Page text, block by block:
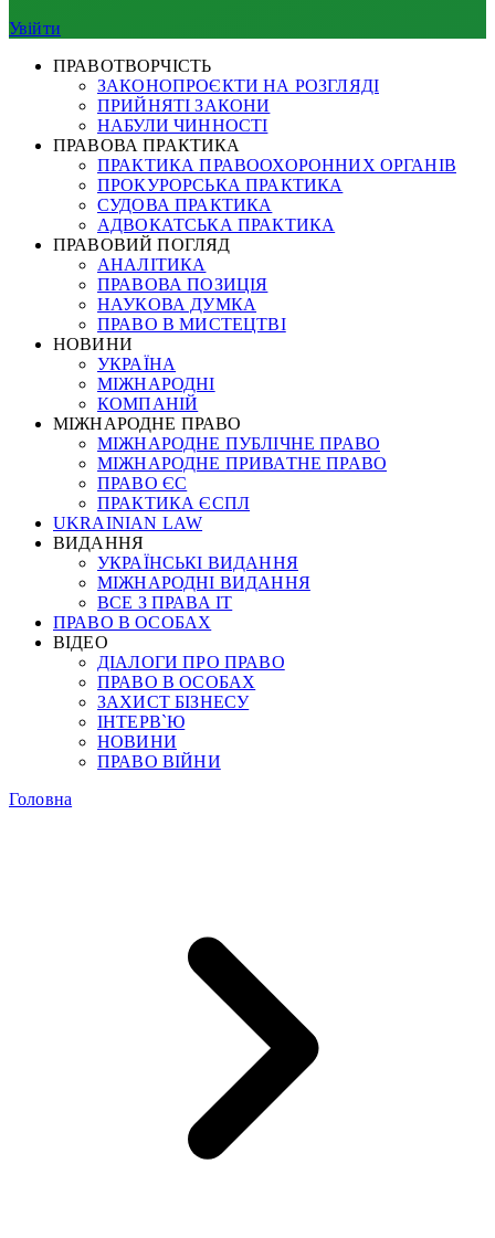
Увійти
ПРАВОТВОРЧІСТЬ
ЗАКОНОПРОЄКТИ НА РОЗГЛЯДІ
ПРИЙНЯТІ ЗАКОНИ
НАБУЛИ ЧИННОСТІ
ПРАВОВА ПРАКТИКА
ПРАКТИКА ПРАВООХОРОННИХ ОРГАНІВ
ПРОКУРОРСЬКА ПРАКТИКА
СУДОВА ПРАКТИКА
АДВОКАТСЬКА ПРАКТИКА
ПРАВОВИЙ ПОГЛЯД
АНАЛІТИКА
ПРАВОВА ПОЗИЦІЯ
НАУКОВА ДУМКА
ПРАВО В МИСТЕЦТВІ
НОВИНИ
УКРАЇНА
МІЖНАРОДНІ
КОМПАНІЙ
МІЖНАРОДНЕ ПРАВО
МІЖНАРОДНЕ ПУБЛІЧНЕ ПРАВО
МІЖНАРОДНЕ ПРИВАТНЕ ПРАВО
ПРАВО ЄС
ПРАКТИКА ЄСПЛ
UKRAINIAN LAW
ВИДАННЯ
УКРАЇНСЬКІ ВИДАННЯ
МІЖНАРОДНІ ВИДАННЯ
ВСЕ З ПРАВА ІТ
ПРАВО В ОСОБАХ
ВІДЕО
ДІАЛОГИ ПРО ПРАВО
ПРАВО В ОСОБАХ
ЗАХИСТ БІЗНЕСУ
ІНТЕРВ`Ю
НОВИНИ
ПРАВО ВІЙНИ
Головна